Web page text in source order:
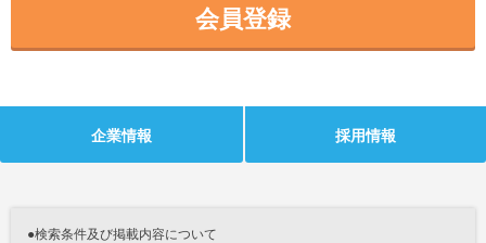
会員登録
企業情報 採用情報
●検索条件及び掲載内容について